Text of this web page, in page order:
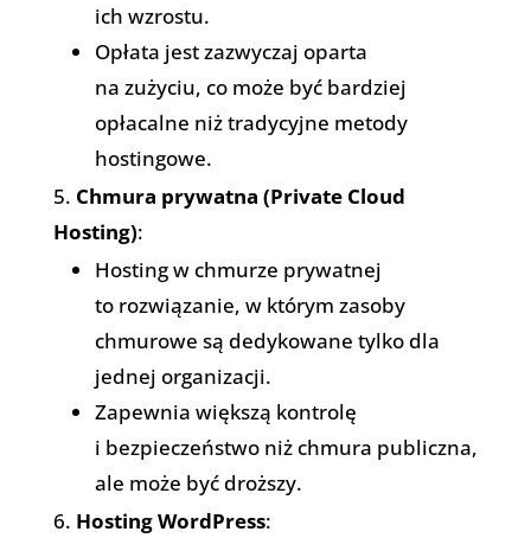
ich wzrostu.
Opłata jest zazwyczaj oparta
na zużyciu, co może być bardziej
opłacalne niż tradycyjne metody
hostingowe.
Chmura prywatna (Private Cloud
Hosting):
Hosting w chmurze prywatnej
to rozwiązanie, w którym zasoby
chmurowe są dedykowane tylko dla
jednej organizacji.
Zapewnia większą kontrolę
i bezpieczeństwo niż chmura publiczna,
ale może być droższy.
Hosting WordPress: